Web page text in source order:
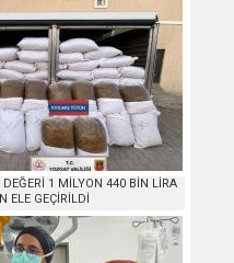
1 MİLYON 440 BİN LİRA
ELE GEÇİRİLDİ